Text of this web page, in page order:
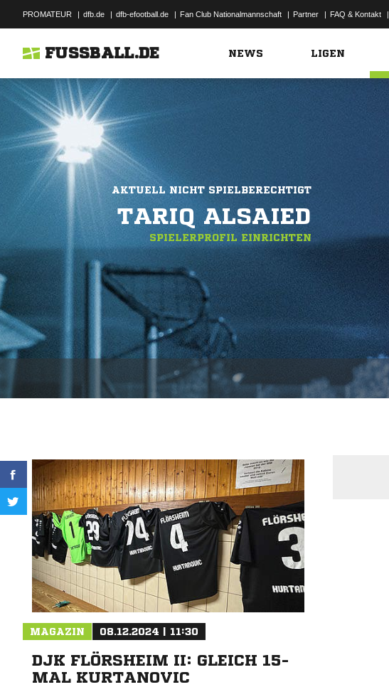
PROMATEUR | dfb.de | dfb-efootball.de | Fan Club Nationalmannschaft | Partner | FAQ & Kontakt |
FUSSBALL.DE NEWS LIGEN
AKTUELL NICHT SPIELBERECHTIGT
TARIQ ALSAIED
SPIELERPROFIL EINRICHTEN
MAGAZIN 08.12.2024 | 11:30
DJK FLÖRSHEIM II: GLEICH 15-
MAL KURTANOVIC